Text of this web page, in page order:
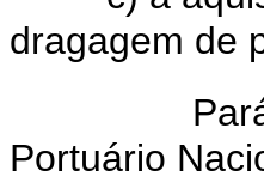
dragagem de
Portuário